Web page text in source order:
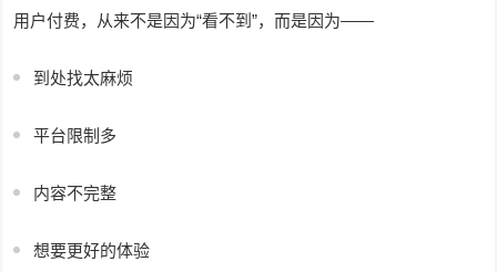
用户付费，从来不是因为“看不到”，而是因为——
到处找太麻烦
平台限制多
内容不完整
想要更好的体验